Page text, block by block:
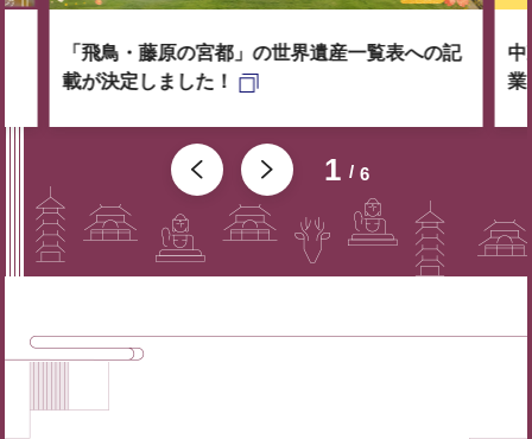
1 6
「飛鳥・藤原の宮都」の世界遺産一覧表への記
載が決定しました！
中
業